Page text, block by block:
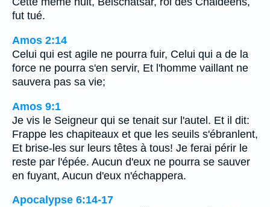
fut tué.
Amos 2:14
Celui qui est agile ne pourra fuir, Celui qui a de la
force ne pourra s'en servir, Et l'homme vaillant ne
sauvera pas sa vie;
Amos 9:1
Je vis le Seigneur qui se tenait sur l'autel. Et il dit:
Frappe les chapiteaux et que les seuils s'ébranlent,
Et brise-les sur leurs têtes à tous! Je ferai périr le
reste par l'épée. Aucun d'eux ne pourra se sauver
en fuyant, Aucun d'eux n'échappera.
Apocalypse 6:14-17